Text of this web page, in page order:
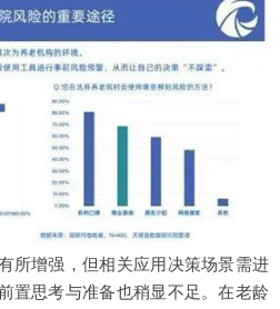
所增强，但相关应用决策场景需进
置思考与准备也稍显不足。在老龄